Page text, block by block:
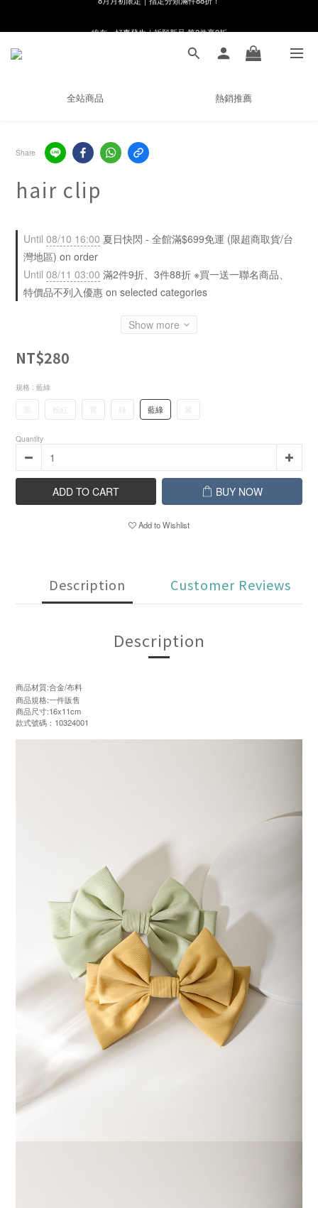
🌸新會員限定🌸註冊送$100購物金
全站商品 熱銷推薦
Share
hair clip
Until 08/10 16:00 夏日快閃 - 全館滿$699免運 (限超商取貨/台
灣地區) on order
Until 08/11 03:00 滿2件9折、3件88折 ※買一送一聯名商品、
特價品不列入優惠 on selected categories
Show more
NT$280
規格 : 藍綠
粉紅 藍綠 紫
Quantity
ADD TO CART BUY NOW
Add to Wishlist
Description Customer Reviews
Description
商品材質:合金/布料
商品規格:一件販售
商品尺寸:16x11cm
款式號碼：10324001